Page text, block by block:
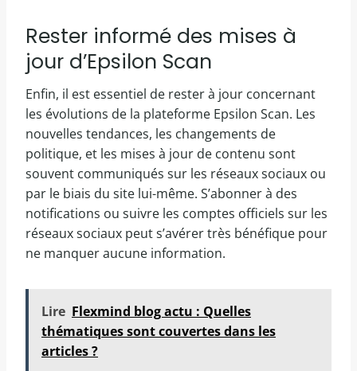
Rester informé des mises à
jour d’Epsilon Scan
Enfin, il est essentiel de rester à jour concernant
les évolutions de la plateforme Epsilon Scan. Les
nouvelles tendances, les changements de
politique, et les mises à jour de contenu sont
souvent communiqués sur les réseaux sociaux ou
par le biais du site lui-même. S’abonner à des
notifications ou suivre les comptes officiels sur les
réseaux sociaux peut s’avérer très bénéfique pour
ne manquer aucune information.
Lire Flexmind blog actu : Quelles
thématiques sont couvertes dans les
articles ?